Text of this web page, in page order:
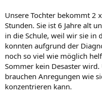
Unsere Tochter bekommt 2
Stunden. Sie ist 6 Jahre alt
in die Schule, weil wir sie in
konnten aufgrund der
noch so viel wie möglich
Sommer kein Desaster
brauchen Anregungen wie
konzentrieren kann.